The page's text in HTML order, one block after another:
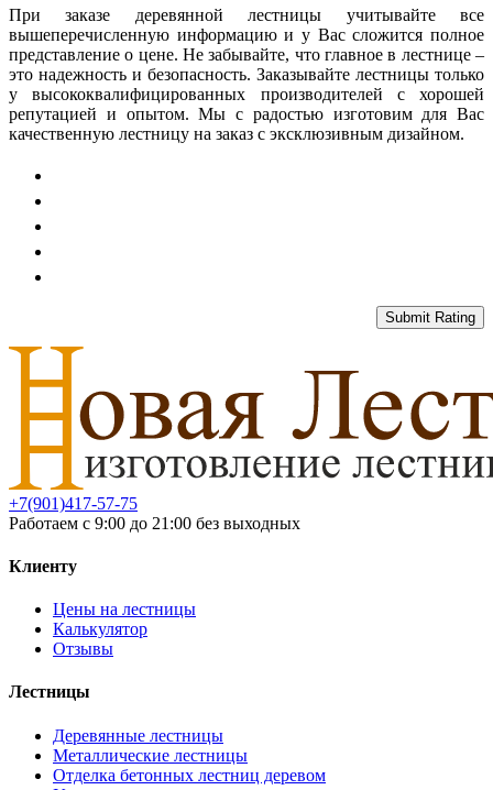
При заказе деревянной лестницы учитывайте все
вышеперечисленную информацию и у Вас сложится полное
представление о цене. Не забывайте, что главное в лестнице –
это надежность и безопасность. Заказывайте лестницы только
у высококвалифицированных производителей с хорошей
репутацией и опытом. Мы с радостью изготовим для Вас
качественную лестницу на заказ с эксклюзивным дизайном.
Submit Rating
+7(901)417-57-75
Работаем с 9:00 до 21:00 без выходных
Клиенту
Цены на лестницы
Калькулятор
Отзывы
Лестницы
Деревянные лестницы
Металлические лестницы
Отделка бетонных лестниц деревом